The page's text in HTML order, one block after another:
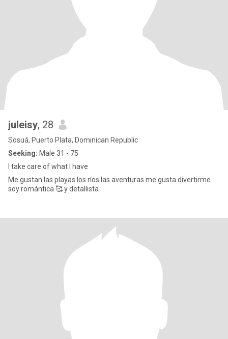
juleisy, 28
Sosuá, Puerto Plata, Dominican Republic
Seeking: Male 31 - 75
I take care of what I have
Me gustan las playas los ríos las aventuras me gusta divertirme
soy romántica 🥰 y detallista